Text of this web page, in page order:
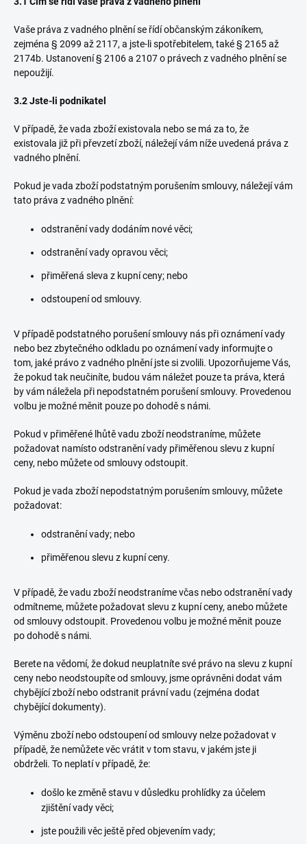
Vaše práva z vadného plnění se řídí občanským zákoníkem,
zejména § 2099 až 2117, a jste-li spotřebitelem, také § 2165 až
2174b. Ustanovení § 2106 a 2107 o právech z vadného plnění se
nepoužijí.
3.2 Jste-li podnikatel
V případě, že vada zboží existovala nebo se má za to, že
existovala již při převzetí zboží, náležejí vám níže uvedená práva z
vadného plnění.
Pokud je vada zboží podstatným porušením smlouvy, náležejí vám
tato práva z vadného plnění:
odstranění vady dodáním nové věci;
odstranění vady opravou věci;
přiměřená sleva z kupní ceny; nebo
odstoupení od smlouvy.
V případě podstatného porušení smlouvy nás při oznámení vady
nebo bez zbytečného odkladu po oznámení vady informujte o
tom, jaké právo z vadného plnění jste si zvolili. Upozorňujeme Vás,
že pokud tak neučiníte, budou vám náležet pouze ta práva, která
by vám náležela při nepodstatném porušení smlouvy. Provedenou
volbu je možné měnit pouze po dohodě s námi.
Pokud v přiměřené lhůtě vadu zboží neodstraníme, můžete
požadovat namísto odstranění vady přiměřenou slevu z kupní
ceny, nebo můžete od smlouvy odstoupit.
Pokud je vada zboží nepodstatným porušením smlouvy, můžete
požadovat:
odstranění vady; nebo
přiměřenou slevu z kupní ceny.
V případě, že vadu zboží neodstraníme včas nebo odstranění vady
odmítneme, můžete požadovat slevu z kupní ceny, anebo můžete
od smlouvy odstoupit. Provedenou volbu je možné měnit pouze
po dohodě s námi.
Berete na vědomí, že dokud neuplatníte své právo na slevu z kupní
ceny nebo neodstoupíte od smlouvy, jsme oprávněni dodat vám
chybějící zboží nebo odstranit právní vadu (zejména dodat
chybějící dokumenty).
Výměnu zboží nebo odstoupení od smlouvy nelze požadovat v
případě, že nemůžete věc vrátit v tom stavu, v jakém jste ji
obdrželi. To neplatí v případě, že:
došlo ke změně stavu v důsledku prohlídky za účelem
zjištění vady věci;
jste použili věc ještě před objevením vady;